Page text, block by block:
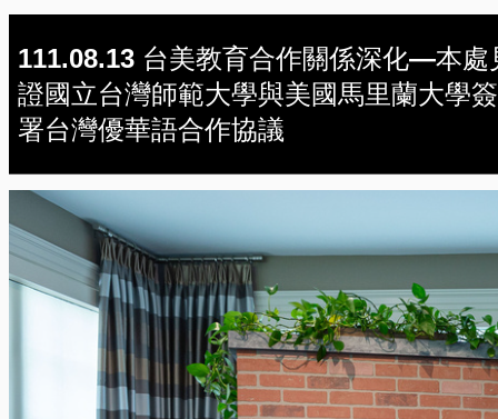
111.08.13 台美教育合作關係深化—本處
證國立台灣師範大學與美國馬里蘭大學簽
署台灣優華語合作協議